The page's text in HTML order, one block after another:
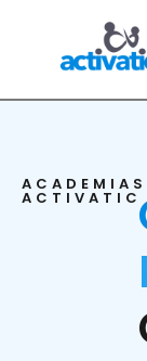
ACADEMIAS
ACTIVATIC